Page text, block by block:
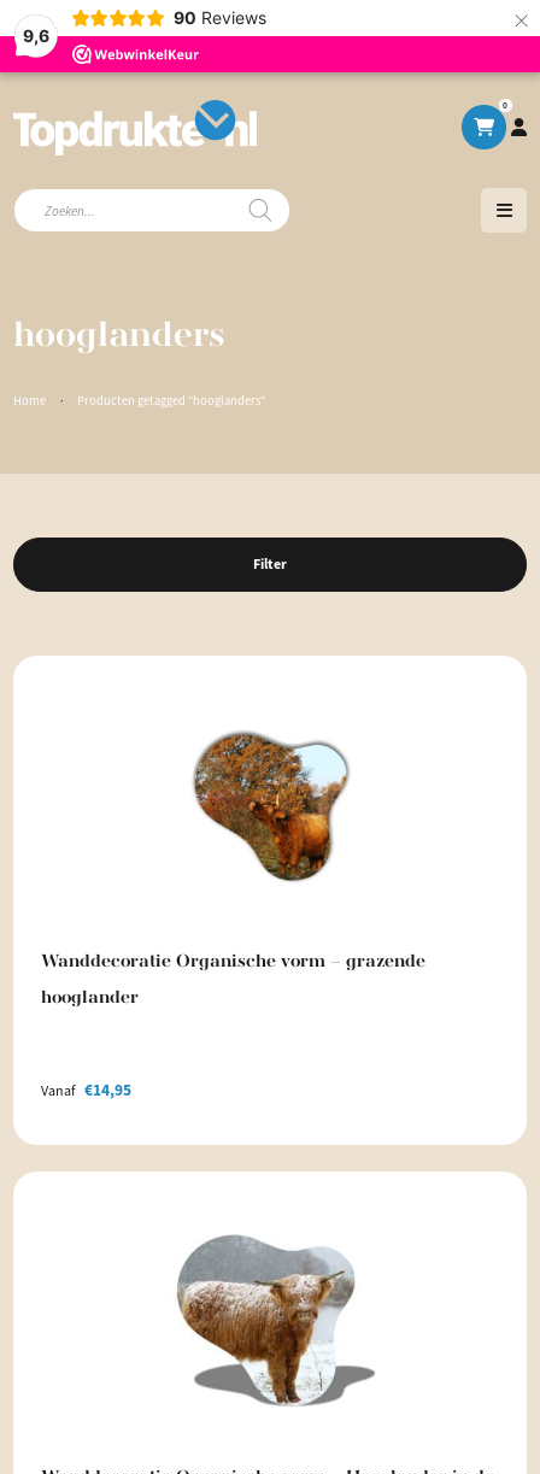
9,6
90 Reviews ×
0
Producten
zoeken
hooglanders
Home · Producten getagged “hooglanders”
Filter
Wanddecoratie Organische vorm – grazende
hooglander
Vanaf €14,95